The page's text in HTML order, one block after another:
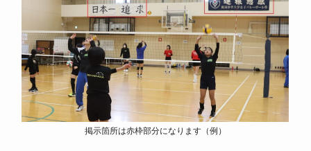
掲示箇所は赤枠部分になります（例）